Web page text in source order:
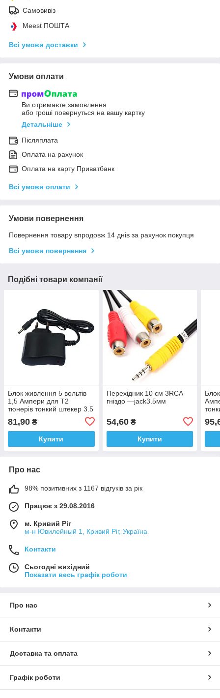
Самовивіз
Meest ПОШТА
Всі умови доставки
Умови оплати
Ви отримаєте замовлення
або гроші повернуться на вашу картку
Детальніше
Післяплата
Оплата на рахунок
Оплата на карту Приватбанк
Всі умови оплати
Умови повернення
Повернення товару впродовж 14 днів за рахунок покупця
Всі умови повернення
Подібні товари компанії
Блок живлення 5 вольтів
1,5 Ампери для Т2
тюнерів тонкий штекер 3.5
81,90 ₴
Купити
Перехідник 10 см 3RCA
гніздо —jack3.5мм
54,60₴
Купити
Про нас
98% позитивних з 1167 відгуків за рік
Працює з 29.08.2016
м. Кривий Ріг
м-н Ювилейный 1, Кривий Ріг, Україна
Контакти
Сьогодні вихідний
Показати весь графік роботи
Про нас
Контакти
Доставка та оплата
Графік роботи